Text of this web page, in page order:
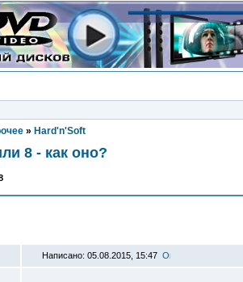
» Hard'n'Soft
8 - как оно?
Написано: 05.08.2015, 15:47